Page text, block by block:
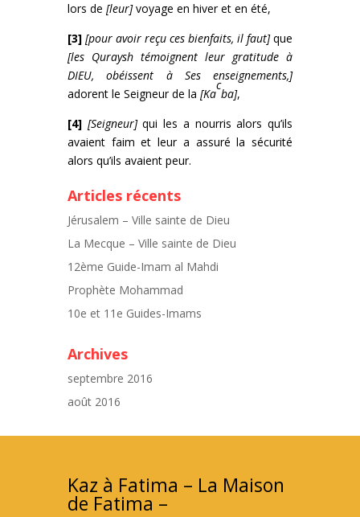
lors de [leur]voyage en hiver et en été,
[3] [pour avoir reçu ces bienfaits, il faut]que
[les Quraysh témoignent leur gratitude à
DIEU, obéissent à Ses enseignements,]
adorent le Seigneur de la [Ka
c
ba],
[4] [Seigneur]qui les a nourris alors qu’ils
avaient faim et leur a assuré la sécurité
alors qu’ils avaient peur.
Articles récents
Jérusalem – Ville sainte de Dieu
La Mecque – Ville sainte de Dieu
12ème Guide-Imam al Mahdi
Prophète Mohammad
10e et 11e Guides-Imams
Archives
septembre 2016
août 2016
Kaz à Fatima – La Maison
de Fatima –